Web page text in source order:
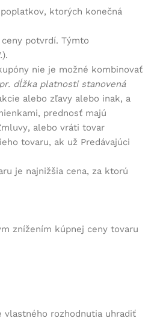
ktorých konečná
potvrdí. Týmto
).
nie je možné kombinovať
dĺžka platnosti stanovená
alebo zľavy alebo inak, a
prednosť majú
alebo vráti tovar
tovaru, ak už Predávajúci
je najnižšia cena, za ktorú
znížením kúpnej ceny tovaru
vlastného rozhodnutia uhradiť